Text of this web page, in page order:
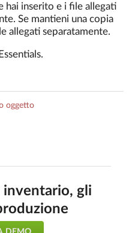
hai inserito e i file allegati
Se mantieni una copia
allegati separatamente.
oggetto
gli